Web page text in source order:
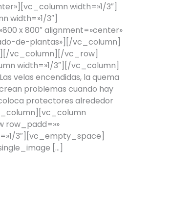
width=»1/3″]
width=»1/3″]
x 800″ alignment=»center»
de-plantas»][/vc_column]
vc_column][/vc_row]
width=»1/3″][/vc_column]
velas encendidas, la quema
problemas cuando hay
protectores alrededor
row_padd=»»
3″][vc_empty_space]
[…]